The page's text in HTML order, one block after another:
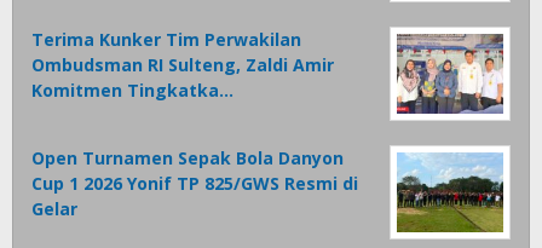
Terima Kunker Tim Perwakilan
Ombudsman RI Sulteng, Zaldi Amir
Komitmen Tingkatka…
Open Turnamen Sepak Bola Danyon
Cup 1 2026 Yonif TP 825/GWS Resmi di
Gelar